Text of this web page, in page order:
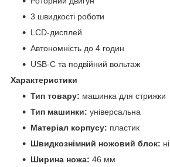
3 швидкості роботи
LCD-дисплей
Автономність до 4 годин
USB-C та подвійний вольтаж
Характеристики
Тип товару: машинка для стрижки
Тип машинки: універсальна
Матеріал корпусу: пластик
Швидкознімний ножовий блок: ні
Ширина ножа: 46 мм